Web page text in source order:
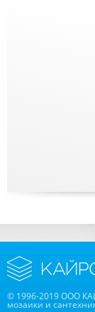
© 1996-2019 ООО
мозаики и